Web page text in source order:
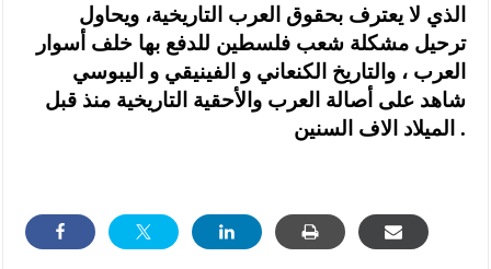
الذي لا يعترف بحقوق العرب التاريخية، ويحاول
ترحيل مشكلة شعب فلسطين للدفع بها خلف أسوار
العرب ، والتاريخ الكنعاني و الفينيقي و اليبوسي
شاهد على أصالة العرب والأحقية التاريخية منذ قبل
الميلاد الاف السنين .